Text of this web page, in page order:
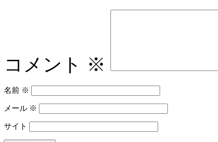
コメント ※
名前 ※
メール ※
サイト